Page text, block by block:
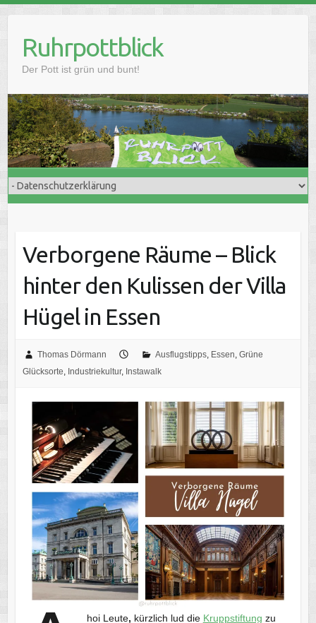
contentRuhrpottblick
Der Pott ist grün und bunt!
Verborgene Räume – Blick
hinter den Kulissen der Villa
Hügel in Essen
Thomas Dörmann Ausflugstipps, Essen, Grüne
Glücksorte, Industriekultur, Instawalk
hoi Leute, kürzlich lud die Kruppstiftung zu